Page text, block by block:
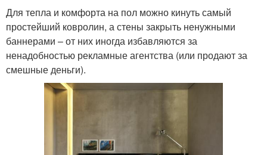
Для тепла и комфорта на пол можно кинуть самый
простейший ковролин, а стены закрыть ненужными
баннерами – от них иногда избавляются за
ненадобностью рекламные агентства (или продают за
смешные деньги).